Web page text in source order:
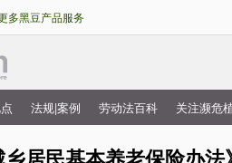
转
要
内
容
多黑豆产品服务
法规|案例 劳动法百科 关注濒危